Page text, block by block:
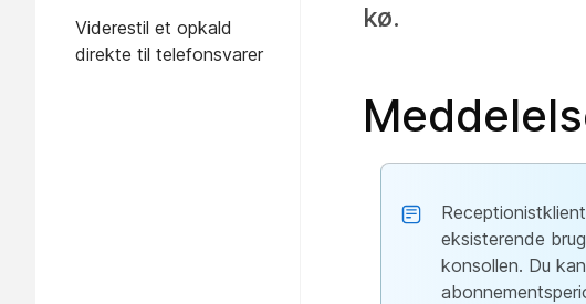
Viderestil et opkald
direkte til telefonsvarer
kø.
eksisterende
konsollen. Du